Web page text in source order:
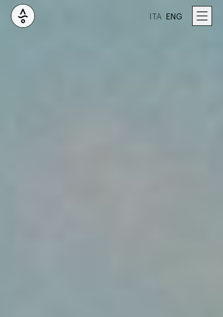
ITA ENG